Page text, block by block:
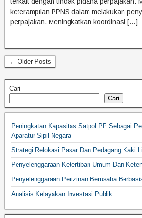
keterampilan PPNS dalam melakukan
perpajakan. Meningkatkan koordinasi […]
← Older Posts
Cari
Cari
Peningkatan Kapasitas Satpol PP Sebagai
Aparatur Sipil Negara
Strategi Relokasi Pasar Dan Pedagang Kaki
Penyelenggaraan Ketertiban Umum Dan
Penyelenggaraan Perizinan Berusaha
Analisis Kelayakan Investasi Publik